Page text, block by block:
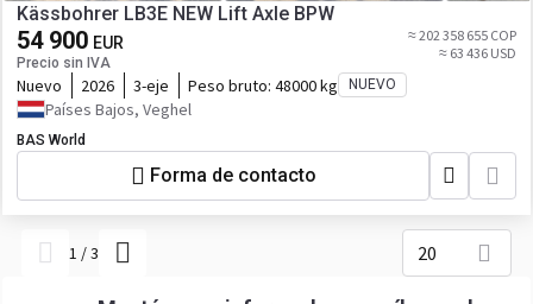
Kässbohrer LB3E NEW Lift Axle BPW
54 900 EUR
Precio sin IVA
≈ 202 358 655 COP
≈ 63 436 USD
Nuevo 2026 3-eje Peso bruto: 48000 kg NUEVO
Países Bajos, Veghel
BAS World
Forma de contacto
1 /3 20